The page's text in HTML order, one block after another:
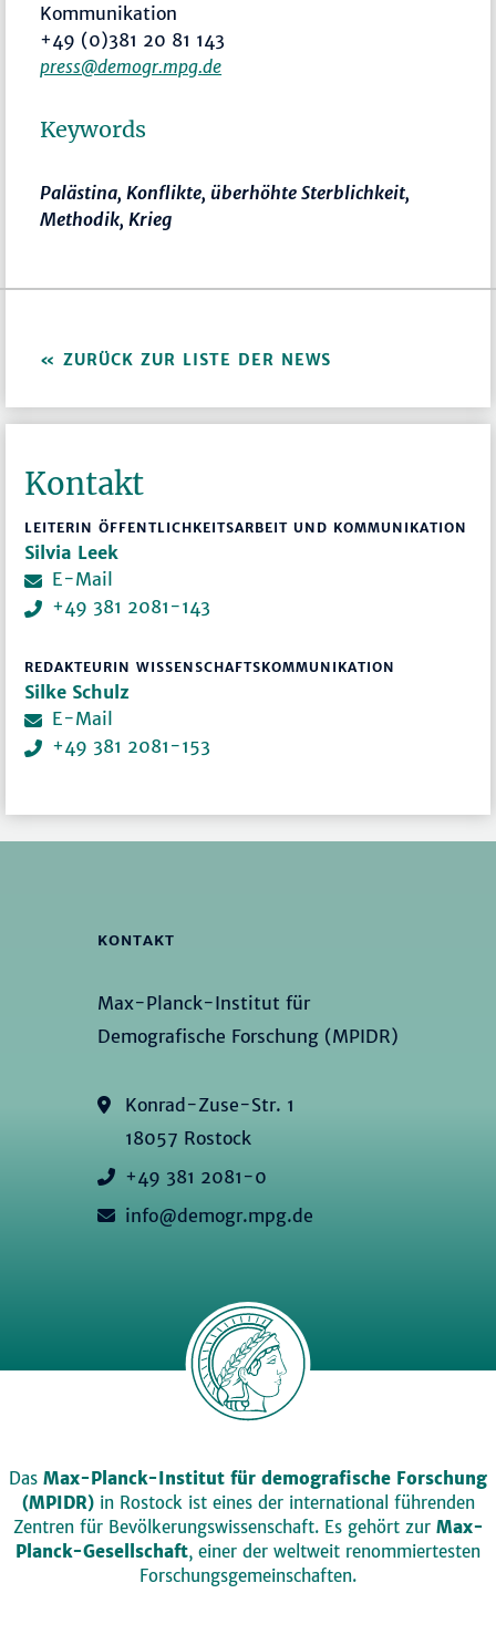
Kommunikation
+49 (0)381 20 81 143
press@demogr.mpg.de
Keywords
Palästina, Konflikte, überhöhte Sterblichkeit,
Methodik, Krieg
ZURÜCK ZUR LISTE DER NEWS
Kontakt
LEITERIN ÖFFENTLICHKEITSARBEIT UND KOMMUNIKATION
Silvia Leek
E-Mail
+49 381 2081-143
REDAKTEURIN WISSENSCHAFTSKOMMUNIKATION
Silke Schulz
E-Mail
+49 381 2081-153
KONTAKT
Max-Planck-Institut für
Demografische Forschung (MPIDR)
Konrad-Zuse-Str. 1
18057 Rostock
+49 381 2081-0
info@demogr.mpg.de
Das Max-Planck-Institut für demografische Forschung
(MPIDR)in Rostock ist eines der international führenden
Zentren für Bevölkerungswissenschaft. Es gehört zur Max-
Planck-Gesellschaft, einer der weltweit renommiertesten
Forschungsgemeinschaften.